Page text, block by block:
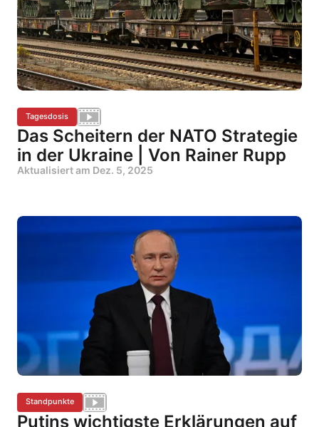
Tagesdosis
Das Scheitern der NATO Strategie
in der Ukraine | Von Rainer Rupp
Aktualisiert am Dez. 5, 2025
Standpunkte
Putins wichtigste Erklärungen auf